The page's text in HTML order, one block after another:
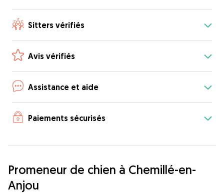
Sitters vérifiés
Avis vérifiés
Assistance et aide
Paiements sécurisés
Promeneur de chien à Chemillé-en-
Anjou